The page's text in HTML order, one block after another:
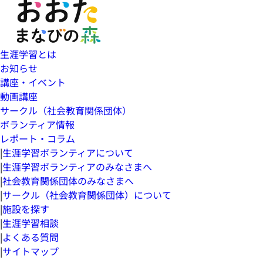
生涯学習とは
お知らせ
講座・イベント
動画講座
サークル（社会教育関係団体）
ボランティア情報
レポート・コラム
|生涯学習ボランティアについて
|生涯学習ボランティアのみなさまへ
|社会教育関係団体のみなさまへ
|サークル（社会教育関係団体）について
|施設を探す
|生涯学習相談
|よくある質問
|サイトマップ